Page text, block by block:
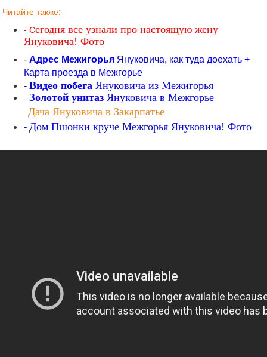
Читайте также:
- Сегодня все узнали про настоящую жену
Януковича! Фото
- Адрес Межигорья Януковича, как туда доехать +
Карта проезда в Межгорье
- Видео побега Януковича из Межигорья
- Золотой унитаз Януковича в Межгорье
- Дача Януковича в Закарпатье
- Дом Пшонки круче Межгорья Януковича! Фото